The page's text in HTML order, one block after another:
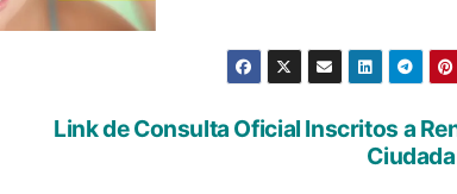
Link de Consulta Oficial Inscritos a